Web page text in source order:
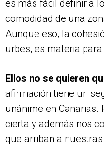
es más fácil definir a
comodidad de una
Aunque eso, la
urbes, es materia
Ellos no se quieren
afirmación tiene un
unánime en Canarias.
cierta y además nos
que arriban a